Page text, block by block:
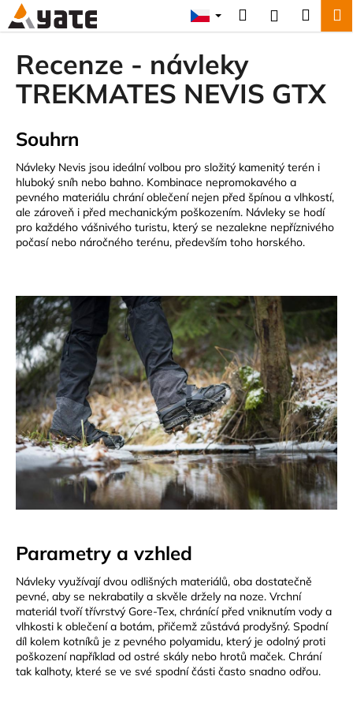
Přejít
na
obsah
HledatPřihlášení
Recenze - návleky
TREKMATES NEVIS GTX
Souhrn
Návleky Nevis jsou ideální volbou pro složitý kamenitý terén i
hluboký sníh nebo bahno. Kombinace nepromokavého a
pevného materiálu chrání oblečení nejen před špínou a vlhkostí,
ale zároveň i před mechanickým poškozením. Návleky se hodí
pro každého vášnivého turistu, který se nezalekne nepříznivého
počasí nebo náročného terénu, především toho horského.
Parametry a vzhled
Návleky využívají dvou odlišných materiálů, oba dostatečně
pevné, aby se nekrabatily a skvěle držely na noze. Vrchní
materiál tvoří třívrstvý Gore-Tex, chránící před vniknutím vody a
vlhkosti k oblečení a botám, přičemž zůstává prodyšný. Spodní
díl kolem kotníků je z pevného polyamidu, který je odolný proti
poškození například od ostré skály nebo hrotů maček. Chrání
tak kalhoty, které se ve své spodní části často snadno odřou.
o
C
o
p
o
t
ř
e
b
u
e
t
e
n
a
j
í
t
?
D
o
p
o
r